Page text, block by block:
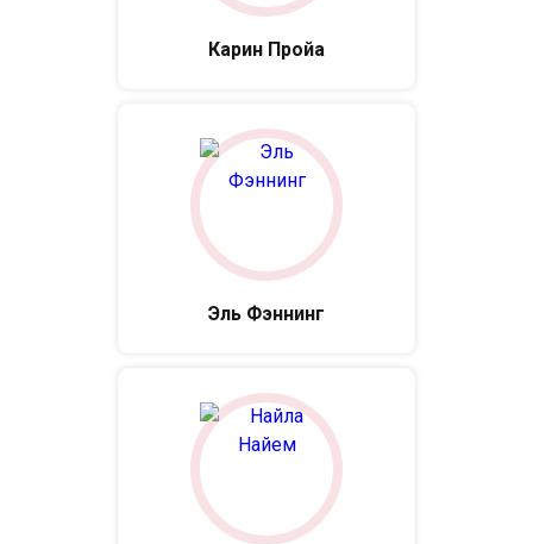
Карин Пройа
Эль Фэннинг